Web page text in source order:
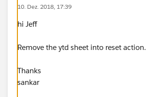
10. Dez. 2018, 17:39
hi Jeff
Remove the ytd sheet into reset action.
Thanks
sankar